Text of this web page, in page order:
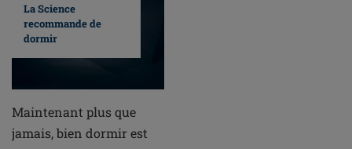
La Science
recommande de
dormir
Maintenant plus que
jamais, bien dormir est